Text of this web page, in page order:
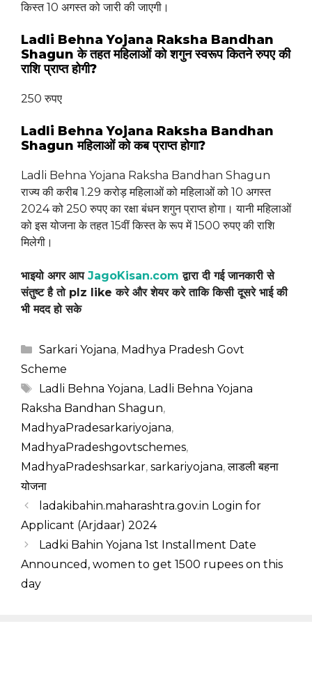
किस्त 10 अगस्त को जारी की जाएगी।
Ladli Behna Yojana Raksha Bandhan
Shagun के तहत महिलाओं को शगुन स्वरूप कितने रुपए की
राशि प्राप्त होगी?
250 रुपए
Ladli Behna Yojana Raksha Bandhan
Shagun महिलाओं को कब प्राप्त होगा?
Ladli Behna Yojana Raksha Bandhan Shagun
राज्य की करीब 1.29 करोड़ महिलाओं को महिलाओं को 10 अगस्त
2024 को 250 रुपए का रक्षा बंधन शगुन प्राप्त होगा। यानी महिलाओं
को इस योजना के तहत 15वीं किस्त के रूप में 1500 रुपए की राशि
मिलेगी।
भाइयो अगर आप JagoKisan.comद्वारा दी गई जानकारी से
संतुष्ट है तो plz like करे और शेयर करे ताकि किसी दूसरे भाई की
भी मदद हो सके
Categories
Sarkari Yojana, Madhya Pradesh Govt
Scheme
Tags
Ladli Behna Yojana, Ladli Behna Yojana
Raksha Bandhan Shagun,
MadhyaPradesarkariyojana,
MadhyaPradeshgovtschemes,
MadhyaPradeshsarkar, sarkariyojana,लाडली बहना
योजना
ladakibahin.maharashtra.gov.in Login for
Applicant (Arjdaar) 2024
Ladki Bahin Yojana 1st Installment Date
Announced, women to get 1500 rupees on this
day